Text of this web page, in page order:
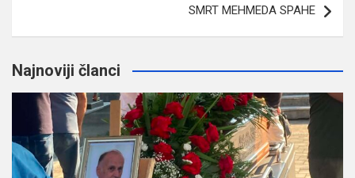
SMRT MEHMEDA SPAHE
Najnoviji članci